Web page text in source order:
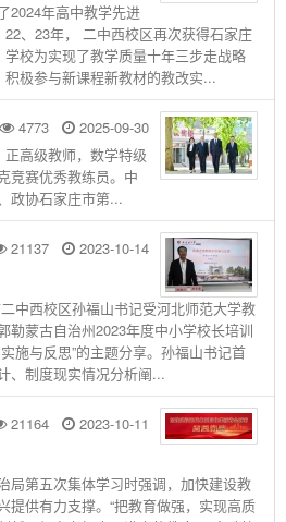
2024年高中教学先进
、23年， 二中西校区再次获得石家庄
学校为实现了教学质量十年三步走战略
积极参与新课程新教材的教改实...
4773 2025-09-30
级教师，数学特级
竞赛优秀教练员。中
政协石家庄市第...
21137 2023-10-14
中西校区孙福山书记受河北师范大学教
勒蒙古自治州2023年度中小学校长培训
施与反思”的主题分享。孙福山书记首
、制度现实情况分析阐...
21164 2023-10-11
局第五次集体学习时强调，加快建设教
提供有力支撑。“把教育做强，实现高质